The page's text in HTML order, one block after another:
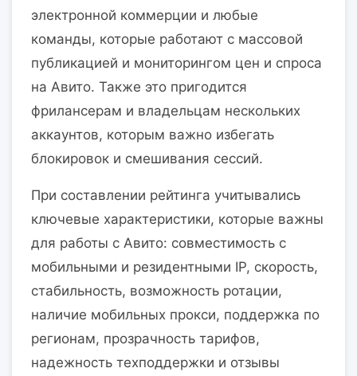
электронной коммерции и любые
команды, которые работают с массовой
публикацией и мониторингом цен и спроса
на Авито. Также это пригодится
фрилансерам и владельцам нескольких
аккаунтов, которым важно избегать
блокировок и смешивания сессий.
При составлении рейтинга учитывались
ключевые характеристики, которые важны
для работы с Авито: совместимость с
мобильными и резидентными IP, скорость,
стабильность, возможность ротации,
наличие мобильных прокси, поддержка по
регионам, прозрачность тарифов,
надежность техподдержки и отзывы